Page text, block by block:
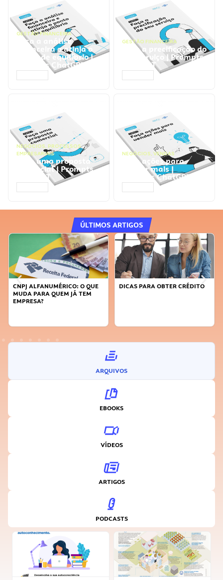
GESTÃO FINANCEIRA
Faça a análise
financeira e atinja o
ponto de equilíbrio |
Prompts ChatGPT
GESTÃO FINANCEIRA
Faça a precificação do
seu serviço | Prompts
ChatGPT
NEGÓCIOS, PROCESSOS
EMPRESARIAIS
Faça uma proposta
comercial | Prompts
ChatGPT
NEGÓCIOS, VENDAS
Faça ações para
vender mais |
Prompts ChatGPT
ÚLTIMOS ARTIGOS
ALFANUMÉRICO: O QUE
PARA QUEM JÁ TEM
DICAS PARA OBTER CRÉDITO
FAÇA
ARQUIVOS
EBOOKS
VÍDEOS
ARTIGOS
PODCASTS